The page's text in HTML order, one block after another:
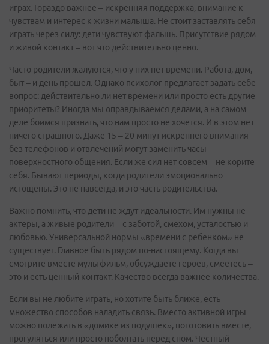
играх. Гораздо важнее – искренняя поддержка, внимание к
чувствам и интерес к жизни малыша. Не стоит заставлять себя
играть через силу: дети чувствуют фальшь. Присутствие рядом
и живой контакт – вот что действительно ценно.
Часто родители жалуются, что у них нет времени. Работа, дом,
быт – и день прошел. Однако психолог предлагает задать себе
вопрос: действительно ли нет времени или просто есть другие
приоритеты? Иногда мы оправдываемся делами, а на самом
деле боимся признать, что нам просто не хочется. И в этом нет
ничего страшного. Даже 15 – 20 минут искреннего внимания
без телефонов и отвлечений могут заменить часы
поверхностного общения. Если же сил нет совсем – не корите
себя. Бывают периоды, когда родители эмоционально
истощены. Это не навсегда, и это часть родительства.
Важно помнить, что дети не ждут идеальности. Им нужны не
актеры, а живые родители – с заботой, смехом, усталостью и
любовью. Универсальной нормы «времени с ребенком» не
существует. Главное быть рядом по-настоящему. Когда вы
смотрите вместе мультфильм, обсуждаете героев, смеетесь –
это и есть ценный контакт. Качество всегда важнее количества.
Если вы не любите играть, но хотите быть ближе, есть
множество способов наладить связь. Вместо активной игры
можно полежать в «домике из подушек», поготовить вместе,
прогуляться или просто поболтать перед сном. Честный